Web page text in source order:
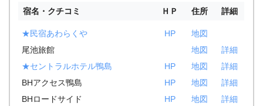
宿名・クチコミ ＨＰ 住所 詳細
★民宿あわらくや HP
地図
尾池旅館
地図
詳細
★セントラルホテル鴨島
HP 地図
詳細
BHアクセス鴨島
HP 地図
詳細
BHロードサイド
HP 地図
詳細